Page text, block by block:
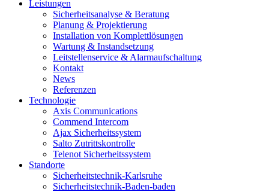
Leistungen
Sicherheitsanalyse & Beratung
Planung & Projektierung​
Installation von Komplettlösungen
Wartung & Instandsetzung
Leitstellenservice & Alarmaufschaltung
Kontakt
News
Referenzen
Technologie
Axis Communications
Commend Intercom
Ajax Sicherheitssystem​
Salto Zutrittskontrolle
Telenot Sicherheitssystem
Standorte
Sicherheitstechnik-Karlsruhe
Sicherheitstechnik-Baden-baden